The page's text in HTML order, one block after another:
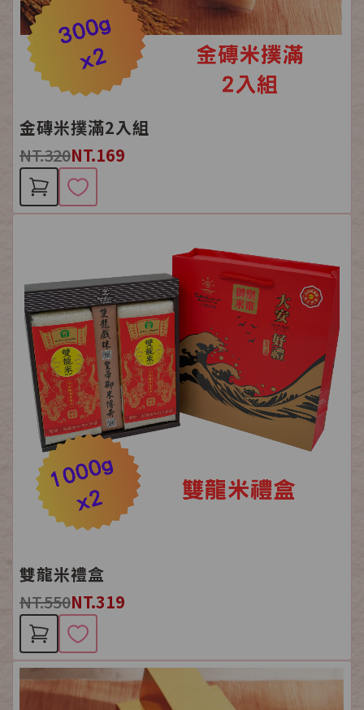
金磚米撲滿2入組
NT.320NT.169
雙龍米禮盒
NT.550NT.319